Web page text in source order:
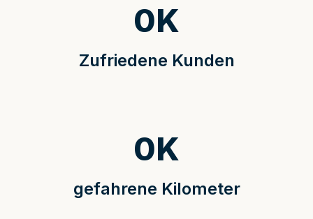
Zufriedene Kunden
0K
gefahrene Kilometer
0K